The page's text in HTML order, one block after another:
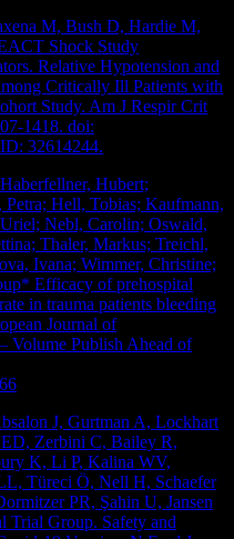
M, Bush D, Hardie M,
Shock Study
Relative Hypotension and
Critically Ill Patients with
Study. Am J Respir Crit
1418. doi:
32614244.
Hubert;
Hell, Tobias; Kaufmann,
Nebl, Carolin; Oswald,
Thaler, Markus; Treichl,
Ivana; Wimmer, Christine;
Efficacy of prehospital
in trauma patients bleeding
Journal of
Volume Publish Ahead of
J, Gurtman A, Lockhart
Zerbini C, Bailey R,
K, Li P, Kalina WV,
Türeci Ö, Nell H, Schaefer
PR, Şahin U, Jansen
Group. Safety and